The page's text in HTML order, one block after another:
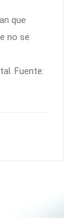
que
no se
Fuente: